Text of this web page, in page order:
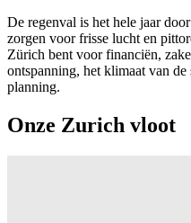
De regenval is het hele jaar
zorgen voor frisse lucht en
Zürich bent voor financiën,
ontspanning, het klimaat van
planning.
Onze Zurich vloot